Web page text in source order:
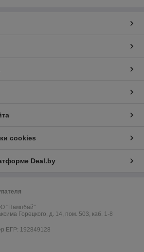
cookies
Deal.by
"Пампбай"
Горецкого, д. 14, пом. 503, каб. 1-8
ЕГР: 192849128